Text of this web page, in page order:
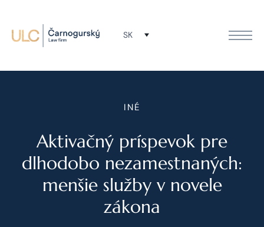
SK
INÉ
Aktivačný príspevok pre
dlhodobo nezamestnaných:
menšie služby v novele
zákona